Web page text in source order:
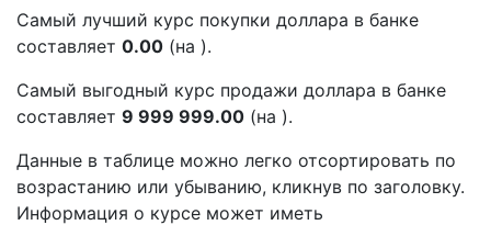
Самый лучший курс покупки доллара в банке
составляет 0.00 (на ).
Самый выгодный курс продажи доллара в банке
составляет 9 999 999.00 (на ).
Данные в таблице можно легко отсортировать по
возрастанию или убыванию, кликнув по заголовку.
Информация о курсе может иметь